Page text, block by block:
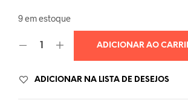
9 em estoque
ADICIONAR AO
ADICIONAR NA LISTA DE DESEJOS